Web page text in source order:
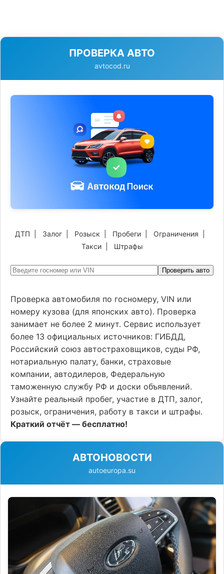
ПРОВЕРКА АВТО
avtocod.ru
ДТП Залог Розыск Пробеги Ограничения
Такси| Штрафы
Проверить авто
Проверка автомобиля по госномеру, VIN или
номеру кузова (для японских авто). Проверка
занимает не более 2 минут. Сервис использует
более 13 официальных источников: ГИБДД,
Российский союз автостраховщиков, суды РФ,
нотариальную палату, банки, страховые
компании, автодилеров, Федеральную
таможенную службу РФ и доски объявлений.
Узнайте реальный пробег, участие в ДТП, залог,
розыск, ограничения, работу в такси и штрафы.
Краткий отчёт — бесплатно!
АВТОНОВОСТИ
autoeuropa.su